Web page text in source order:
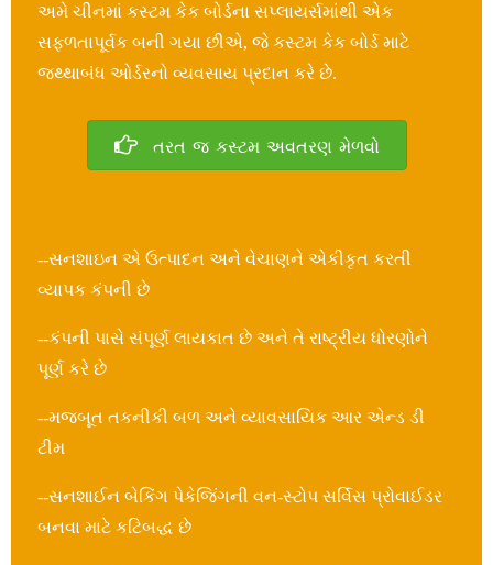
અમે ચીનમાં કસ્ટમ કેક બોર્ડના સપ્લાયર્સમાંથી એક
સફળતાપૂર્વક બની ગયા છીએ, જે કસ્ટમ કેક બોર્ડ માટે
જથ્થાબંધ ઓર્ડરનો વ્યવસાય પ્રદાન કરે છે.
તરત જ કસ્ટમ અવતરણ મેળવો
--સનશાઇન એ ઉત્પાદન અને વેચાણને એકીકૃત કરતી
વ્યાપક કંપની છે
--કંપની પાસે સંપૂર્ણ લાયકાત છે અને તે રાષ્ટ્રીય ધોરણોને
પૂર્ણ કરે છે
--મજબૂત તકનીકી બળ અને વ્યાવસાયિક આર એન્ડ ડી
ટીમ
--સનશાઈન બેકિંગ પેકેજિંગની વન-સ્ટોપ સર્વિસ પ્રોવાઈડર
બનવા માટે કટિબદ્ધ છે